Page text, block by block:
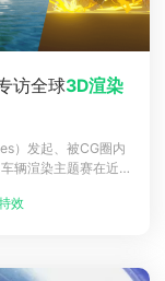
访全球3D渲染
）发起、被CG圈内
辆渲染主题赛在近日
全球前100！小编
效